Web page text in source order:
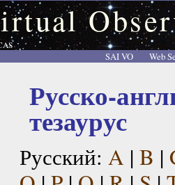
SAI VO
Web
Русско-
тезаурус
Русский: A | B |